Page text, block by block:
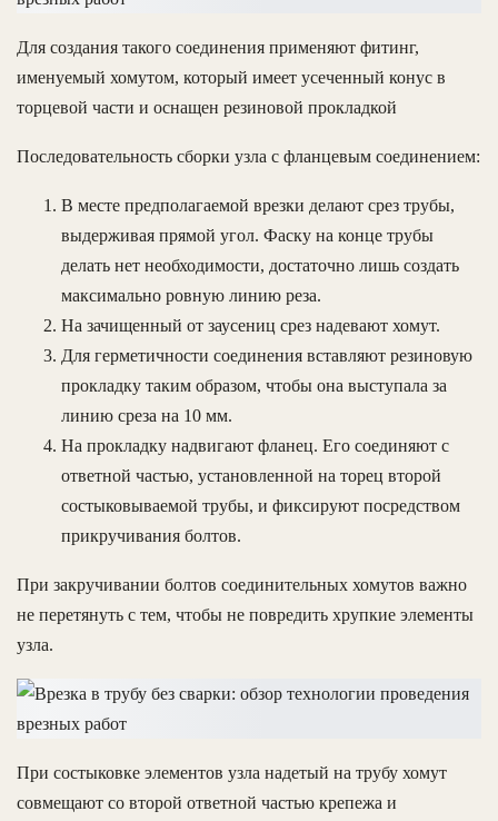
Для создания такого соединения применяют фитинг,
именуемый хомутом, который имеет усеченный конус в
торцевой части и оснащен резиновой прокладкой
Последовательность сборки узла с фланцевым соединением:
В месте предполагаемой врезки делают срез трубы,
выдерживая прямой угол. Фаску на конце трубы
делать нет необходимости, достаточно лишь создать
максимально ровную линию реза.
На зачищенный от заусениц срез надевают хомут.
Для герметичности соединения вставляют резиновую
прокладку таким образом, чтобы она выступала за
линию среза на 10 мм.
На прокладку надвигают фланец. Его соединяют с
ответной частью, установленной на торец второй
состыковываемой трубы, и фиксируют посредством
прикручивания болтов.
При закручивании болтов соединительных хомутов важно
не перетянуть с тем, чтобы не повредить хрупкие элементы
узла.
При состыковке элементов узла надетый на трубу хомут
совмещают со второй ответной частью крепежа и